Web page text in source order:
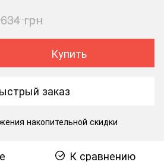
грн
Купить
заказ
накопительной скидки
К сравнению